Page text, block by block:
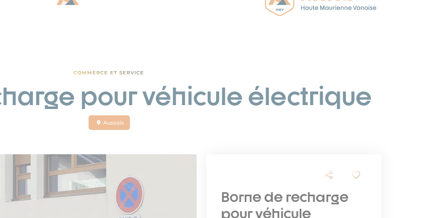
COMMERCE ET SERVICE
pour véhicule électrique
Aussois
Borne de recharge
pour véhicule